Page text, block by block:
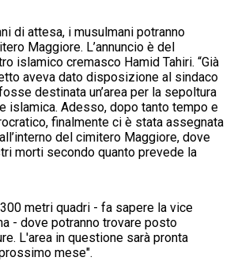
di attesa, i musulmani potranno
Maggiore. L’annuncio è del
islamico cremasco Hamid Tahiri. “Già
aveva dato disposizione al sindaco
destinata un’area per la sepoltura
islamica. Adesso, dopo tanto tempo e
finalmente ci è stata assegnata
del cimitero Maggiore, dove
morti secondo quanto prevede la
metri quadri - fa sapere la vice
- dove potranno trovare posto
L'area in questione sarà pronta
mese".